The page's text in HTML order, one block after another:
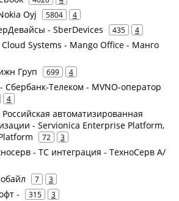
Oyj 5804 4
- SberDevices 435 4
Systems - Mango Office - Манго
Груп 699 4
Телеком - MVNO-оператор
4
автоматизированная
- Servionica Enterprise Platform,
72 3
- ТС интеграция - ТехноСерв А/
7 3
- 315 3